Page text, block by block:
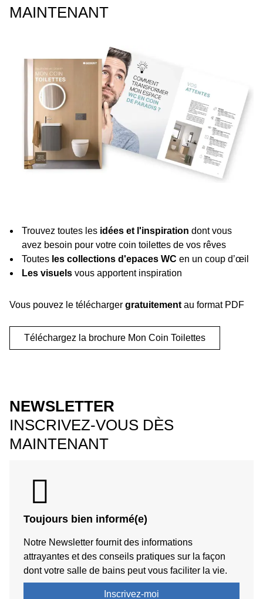
MAINTENANT
Trouvez toutes les idées et l'inspiration dont vous
avez besoin pour votre coin toilettes de vos rêves
Toutes les collections d'epaces WC en un coup dʼœil
Les visuels vous apportent inspiration
Vous pouvez le télécharger gratuitement au format PDF
Téléchargez la brochure Mon Coin Toilettes
NEWSLETTER
INSCRIVEZ-VOUS DÈS
MAINTENANT
Toujours bien informé(e)
Notre Newsletter fournit des informations
attrayantes et des conseils pratiques sur la façon
dont votre salle de bains peut vous faciliter la vie.
Inscrivez-moi